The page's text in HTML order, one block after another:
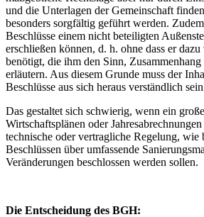
und die Unterlagen der Gemeinschaft
besonders sorgfältig geführt werden.
Beschlüsse einem nicht beteiligten
erschließen können, d. h. ohne dass er
benötigt, die ihm den Sinn,
erläutern. Aus diesem Grunde muss der
Beschlüsse aus sich heraus verständlich
Das gestaltet sich schwierig, wenn ein
Wirtschaftsplänen oder
technische oder vertragliche Regelung, wie
Beschlüssen über umfassende
Veränderungen beschlossen werden sollen.
Die Entscheidung des BGH: